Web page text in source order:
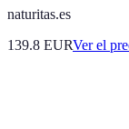
naturitas.es
139.8 EURVer el